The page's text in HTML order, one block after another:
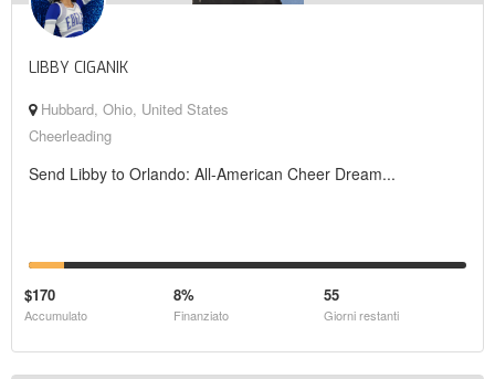
LIBBY CIGANIK
Hubbard, Ohio, United States
Cheerleading
Send Libby to Orlando: All-American Cheer Dream...
$170
Accumulato
8%
Finanziato
55
Giorni restanti